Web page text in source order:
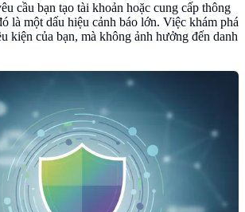
cầu bạn tạo tài khoản hoặc cung cấp thông
là một dấu hiệu cảnh báo lớn. Việc khám phá
kiện của bạn, mà không ảnh hưởng đến danh